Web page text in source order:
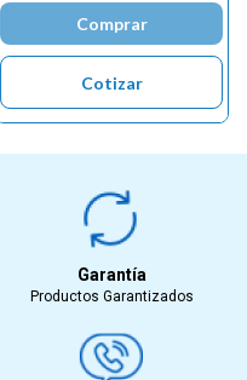
Comprar
Cotizar
Garantía
Productos Garantizados